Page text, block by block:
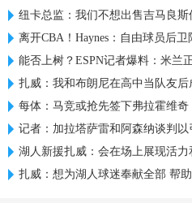
纽卡总监：我们不想出售吉马良斯
离开CBA！Haynes：自由球员后
能否上树？ESPN记者爆料：米兰
扎威：我和布朗尼在高中当队友
每体：马竞或抢先签下弗拉霍维
记者：加拉塔萨雷和阿森纳谈判以
湖人新援扎威：会在场上展现活
扎威：想为湖人球迷奉献全部 帮